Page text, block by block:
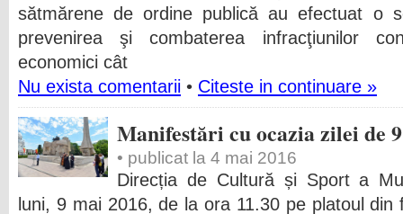
sătmărene de ordine publică au efectuat o
prevenirea şi combaterea infracţiunilor
economici cât
Nu exista comentarii • Citeste in continuare »
Manifestări cu ocazia zilei de
• publicat la 4 mai 2016
Direcția de Cultură și Sport a
luni, 9 mai 2016, de la ora 11.30 pe platoul